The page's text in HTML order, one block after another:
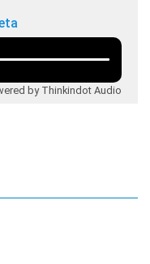
by Thinkindot Audio